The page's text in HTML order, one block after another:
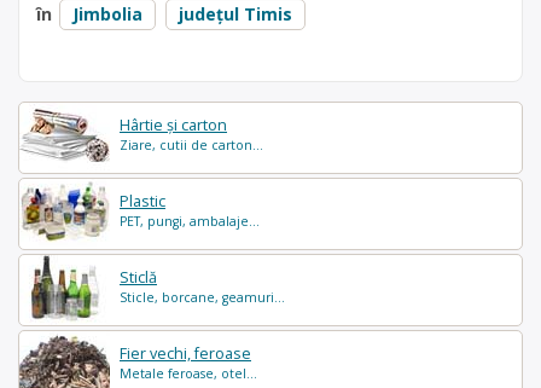
Hârtie și carton
Ziare, cutii de carton...
Plastic
PET, pungi, ambalaje...
Sticlă
Sticle, borcane, geamuri...
Fier vechi, feroase
Metale feroase, otel...
în
Jimbolia județul Timis